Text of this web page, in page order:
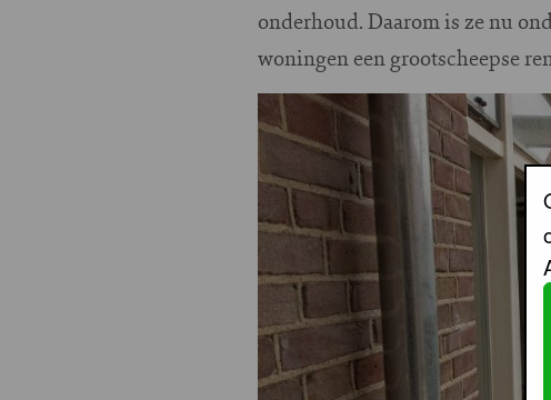
onderhoud. Daarom is ze nu
woningen een grootscheepse
Image